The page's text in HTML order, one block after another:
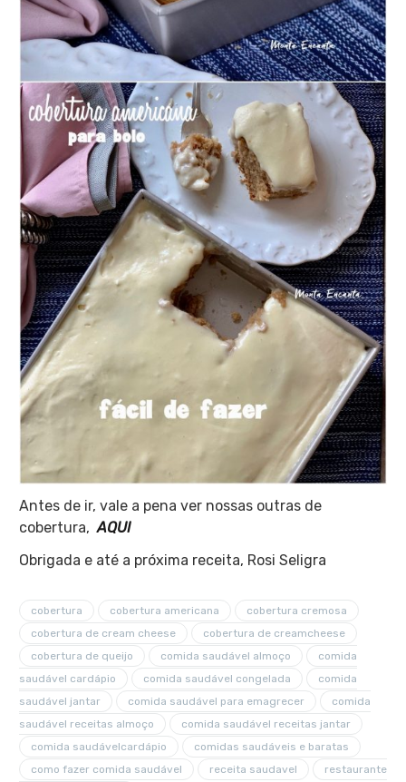
Antes de ir, vale a pena ver nossas outras de
cobertura,AQUI
Obrigada e até a próxima receita, Rosi Seligra
cobertura cobertura americana
cobertura cremosa
cobertura de cream cheese
cobertura de creamcheese
cobertura de queijo
comida saudável almoço
comida
saudável cardápio
comida saudável congelada
comida
saudável jantar
comida saudável para emagrecer
comida
saudável receitas almoço
comida saudável receitas jantar
comida saudávelcardápio
comidas saudáveis e baratas
como fazer comida saudável
receita saudavel
restaurante